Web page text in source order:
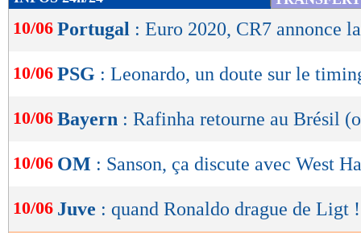
de
lecture
OK
10/06 Portugal : Euro 2020, CR7 annonce
10/06 PSG : Leonardo, un doute sur le
10/06 Bayern : Rafinha retourne au Brésil
10/06 OM : Sanson, ça discute avec West
10/06 Juve : quand Ronaldo drague de Ligt !